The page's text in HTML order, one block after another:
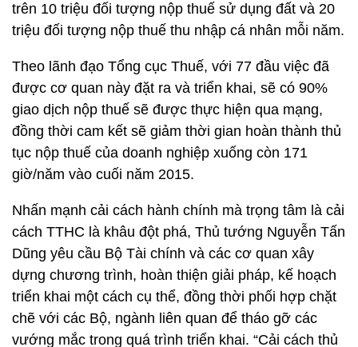
trên 10 triệu đối tượng nộp thuế sử dụng đất và 20
triệu đối tượng nộp thuế thu nhập cá nhân mỗi năm.
Theo lãnh đạo Tổng cục Thuế, với 77 đầu việc đã
được cơ quan này đặt ra và triển khai, sẽ có 90%
giao dịch nộp thuế sẽ được thực hiện qua mạng,
đồng thời cam kết sẽ giảm thời gian hoàn thành thủ
tục nộp thuế của doanh nghiệp xuống còn 171
giờ/năm vào cuối năm 2015.
Nhấn mạnh cải cách hành chính mà trọng tâm là cải
cách TTHC là khâu đột phá, Thủ tướng Nguyễn Tấn
Dũng yêu cầu Bộ Tài chính và các cơ quan xây
dựng chương trình, hoàn thiện giải pháp, kế hoạch
triển khai một cách cụ thể, đồng thời phối hợp chặt
chẽ với các Bộ, ngành liên quan để tháo gỡ các
vướng mắc trong quá trình triển khai. “Cải cách thủ